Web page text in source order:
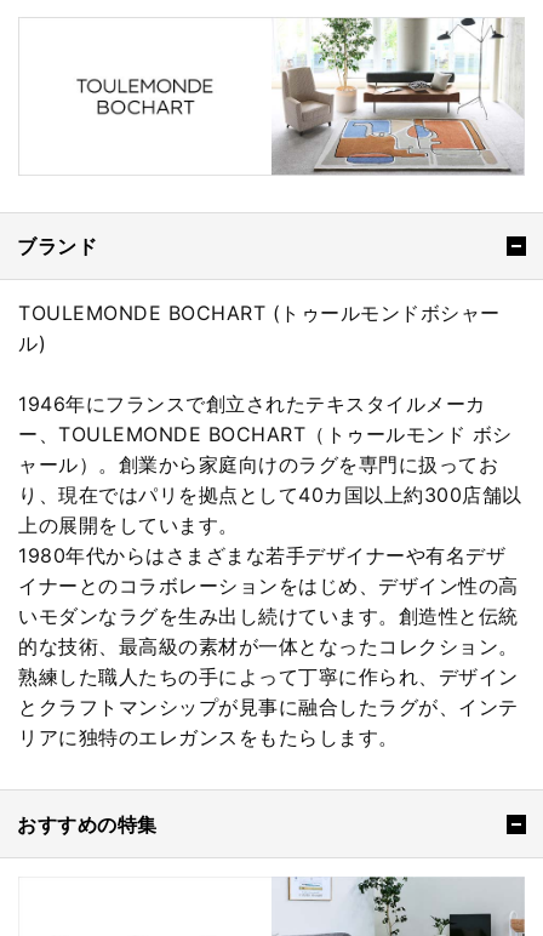
ブランド
TOULEMONDE BOCHART (トゥールモンドボシャー
ル)
1946年にフランスで創立されたテキスタイルメーカ
ー、TOULEMONDE BOCHART（トゥールモンド ボシ
ャール）。創業から家庭向けのラグを専門に扱ってお
り、現在ではパリを拠点として40カ国以上約300店舗以
上の展開をしています。
1980年代からはさまざまな若手デザイナーや有名デザ
イナーとのコラボレーションをはじめ、デザイン性の高
いモダンなラグを生み出し続けています。創造性と伝統
的な技術、最高級の素材が一体となったコレクション。
熟練した職人たちの手によって丁寧に作られ、デザイン
とクラフトマンシップが見事に融合したラグが、インテ
リアに独特のエレガンスをもたらします。
おすすめの特集